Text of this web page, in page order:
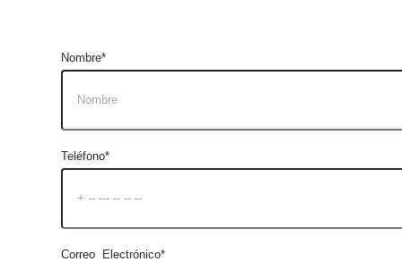
Nombre*
Teléfono*
Correo Electrónico*